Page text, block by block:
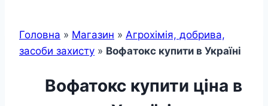
Головна » Магазин » Агрохімія, добрива,
засоби захисту » Вофатокс купити в Україні
Вофатокс купити ціна в